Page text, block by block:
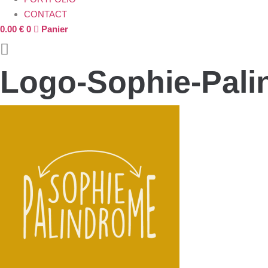
CONTACT
0.00 € 0 Panier
Logo-Sophie-